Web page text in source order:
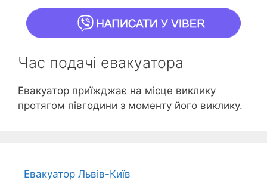
Час подачі евакуатора
Евакуатор приїжджає на місце виклику
протягом півгодини з моменту його виклику.
Евакуатор Львів-Київ